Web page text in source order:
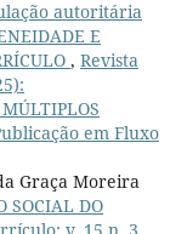
autoritária
E
, Revista
em Fluxo
Graça Moreira
SOCIAL DO